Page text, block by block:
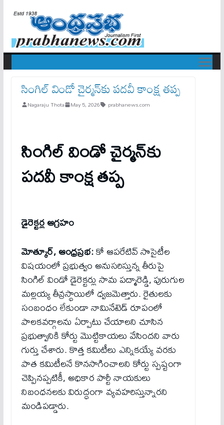
సింగిల్ విండో చైర్మన్‌కు పదవీ కాంక్ష తప్ప
Nagaraju Thota May 5, 2026 prabhanews.com
సింగిల్ విండో చైర్మన్‌కు
పదవీ కాంక్ష తప్ప
డైరెక్టర్ల ఆగ్రహం
మోత్కూర్, ఆంధ్రప్రభ:కో ఆపరేటివ్ సొసైటీల
విషయంలో ప్రభుత్వం అనుసరిస్తున్న తీరుపై
సింగిల్ విండో డైరెక్టర్లు సామ పద్మారెడ్డి, పురుగుల
మల్లయ్య తీవ్రస్థాయిలో ధ్వజమెత్తారు. రైతులకు
సంబంధం లేకుండా నామినేటెడ్ రూపంలో
పాలకవర్గాలను ఏర్పాటు చేయాలని చూసిన
ప్రభుత్వానికి కోర్టు మొట్టికాయలు వేసిందని వారు
గుర్తు చేశారు. కొత్త కమిటీలు ఎన్నికయ్యే వరకు
పాత కమిటీలనే కొనసాగించాలని కోర్టు స్పష్టంగా
చెప్పినప్పటికీ, అధికార పార్టీ నాయకులు
నిబంధనలకు విరుద్ధంగా వ్యవహరిస్తున్నారని
మండిపడ్డారు.